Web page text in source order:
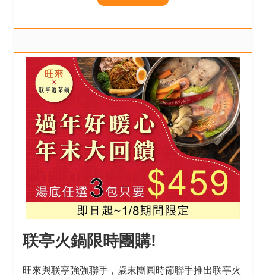
联亭火鍋限時團購!
旺來與联亭強強聯手，歲末團圓時節聯手推出联亭火